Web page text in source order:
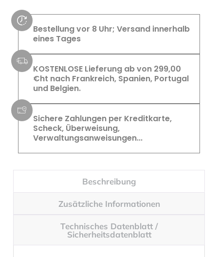
Bestellung vor 8 Uhr; Versand innerhalb
eines Tages
KOSTENLOSE Lieferung ab von 299,00
€ht nach Frankreich, Spanien, Portugal
und Belgien.
Sichere Zahlungen per Kreditkarte,
Scheck, Überweisung,
Verwaltungsanweisungen...
Beschreibung
Zusätzliche Informationen
Technisches Datenblatt /
Sicherheitsdatenblatt